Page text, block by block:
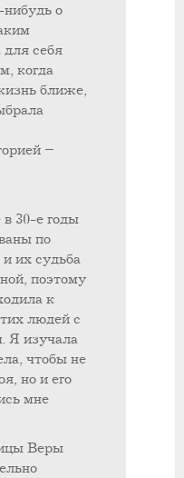
нибудь о
себя
когда
ближе,
–
30-е годы
по
их судьба
поэтому
к
людей с
Я изучала
чтобы не
но и его
мне
Веры